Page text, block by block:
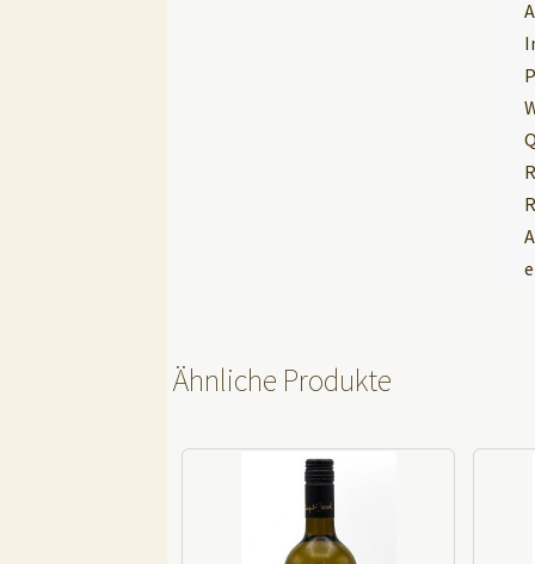
Ähnliche Produkte